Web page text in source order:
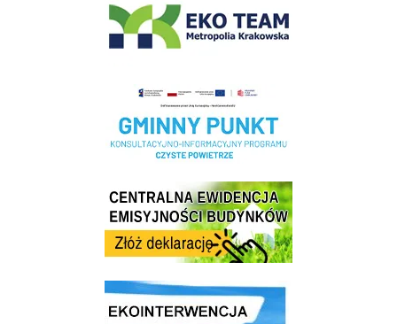
Realizacja Programu Czyste Powietrze w Gminie Wieliczka
Centrala Ewidencja Emisyjności Budynków - złóż deklarację
link do strony ekointerwencja dot.- powietrza